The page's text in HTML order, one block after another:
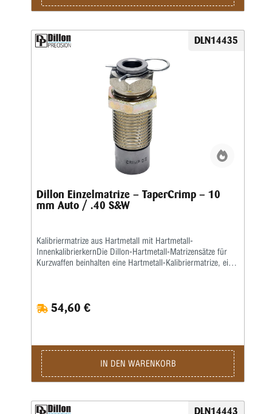
DLN14435
Dillon Einzelmatrize – TaperCrimp – 10
mm Auto / .40 S&W
Kalibriermatrize aus Hartmetall mit Hartmetall-
InnenkalibrierkernDie Dillon-Hartmetall-Matrizensätze für
Kurzwaffen beinhalten eine Hartmetall-Kalibriermatrize, eine
dem Pulverfüllen in einem Arbeitsgang geschieht.Sollten Sie
Dillon-Matrizensätze in einer Einstationen-Presse benutzen,
54,60 €
IN DEN WARENKORB
DLN14443